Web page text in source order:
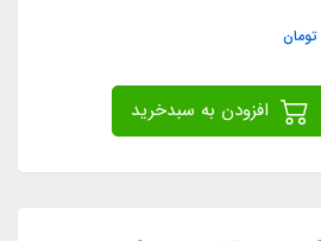
تومان